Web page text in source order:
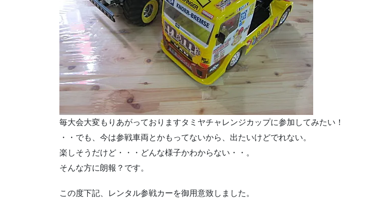
毎大会大変もりあがっておりますタミヤチャレンジカップに参加してみたい！
・・でも、今は参戦車両とかもってないから、出たいけどでれない。
楽しそうだけど・・・どんな様子かわからない・・。
そんな方に朗報？です。
この度下記、レンタル参戦カーを御用意致しました。